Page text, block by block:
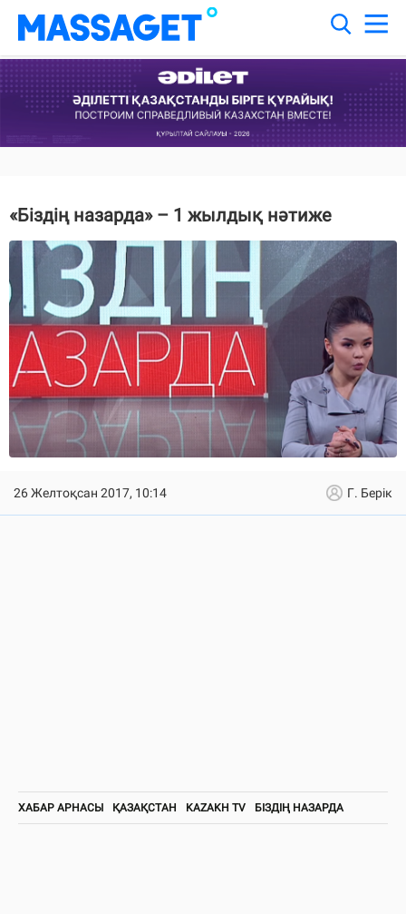
«Біздің назарда» – 1 жылдық нәтиже
26 Желтоқсан 2017, 10:14 Г. Берік
ХАБАР АРНАСЫ ҚАЗАҚСТАН KAZAKH TV БІЗДІҢ НАЗАРДА